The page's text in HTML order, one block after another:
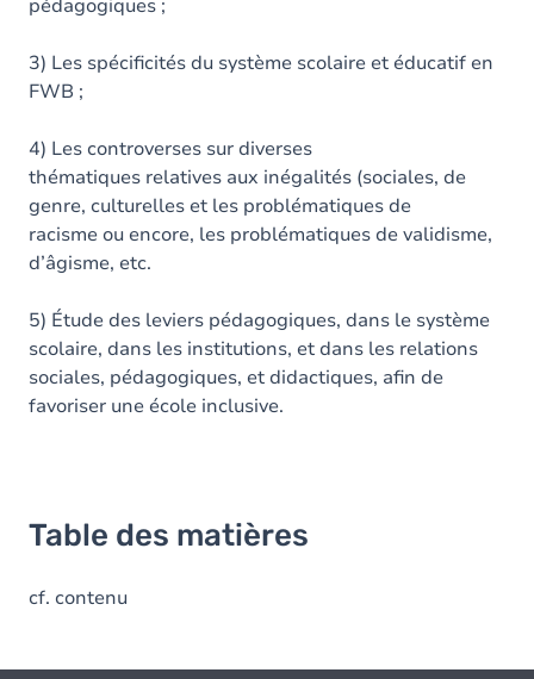
pédagogiques ;
3) Les spécificités du système scolaire et éducatif en
FWB ;
4) Les controverses sur diverses
thématiques relatives aux inégalités (sociales, de
genre, culturelles et les problématiques de
racisme ou encore, les problématiques de validisme,
d’âgisme, etc.
5) Étude des leviers pédagogiques, dans le système
scolaire, dans les institutions, et dans les relations
sociales, pédagogiques, et didactiques, afin de
favoriser une école inclusive.
Table des matières
cf. contenu